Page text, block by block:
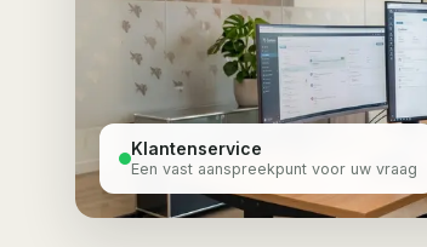
Klantenservice
Een vast aanspreekpunt voor uw vraag